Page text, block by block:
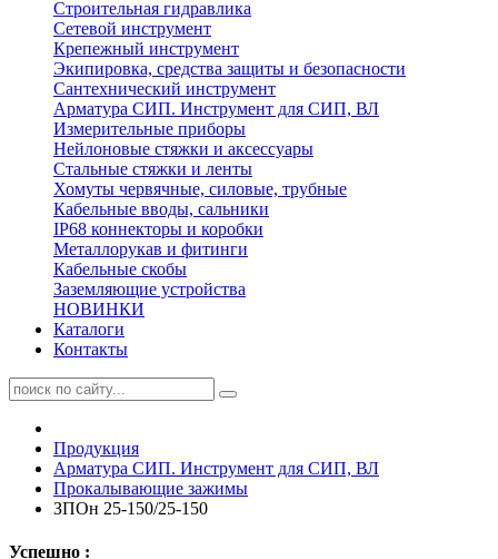
Строительная гидравлика
Сетевой инструмент
Крепежный инструмент
Экипировка, средства защиты и безопасности
Сантехнический инструмент
Арматура СИП. Инструмент для СИП, ВЛ
Измерительные приборы
Нейлоновые стяжки и аксессуары
Стальные стяжки и ленты
Хомуты червячные, силовые, трубные
Кабельные вводы, сальники
IP68 коннекторы и коробки
Металлорукав и фитинги
Кабельные скобы
Заземляющие устройства
НОВИНКИ
Каталоги
Контакты
Продукция
Арматура СИП. Инструмент для СИП, ВЛ
Прокалывающие зажимы
ЗПОн 25-150/25-150
Успешно :